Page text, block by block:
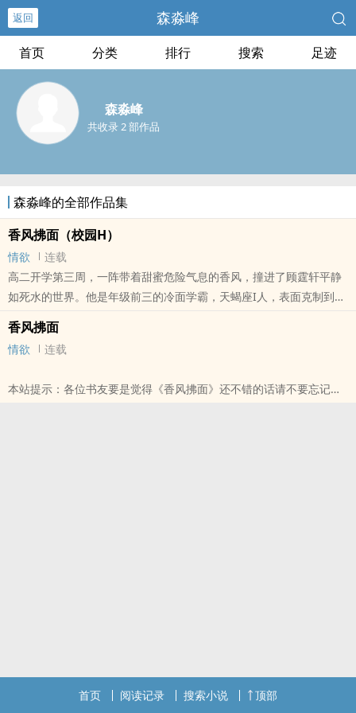
返回 森淼峰
首页 分类 排行 搜索 足迹
森淼峰
共收录 2 部作品
森淼峰的全部作品集
香风拂面（校园H）
情欲
连载
高二开学第三周，一阵带着甜蜜危险气息的香风，撞进了顾霆轩平静
如死水的世界。他是年级前三的冷面学霸，天蝎座I人，表面克制到近
晚宁，双子座E人，笑容像糖，眼神却像钩子。第一天就被班主任“巧
合”安排坐在他身边，当他的新同桌。从那一刻起，平静的重点高中像
语、课间借橡皮时的肢体轻触、
香风拂面
情欲 连载
本站提示：各位书友要是觉得《香风拂面》还不错的话请不要忘记向
首页 阅读记录 搜索小说 顶部